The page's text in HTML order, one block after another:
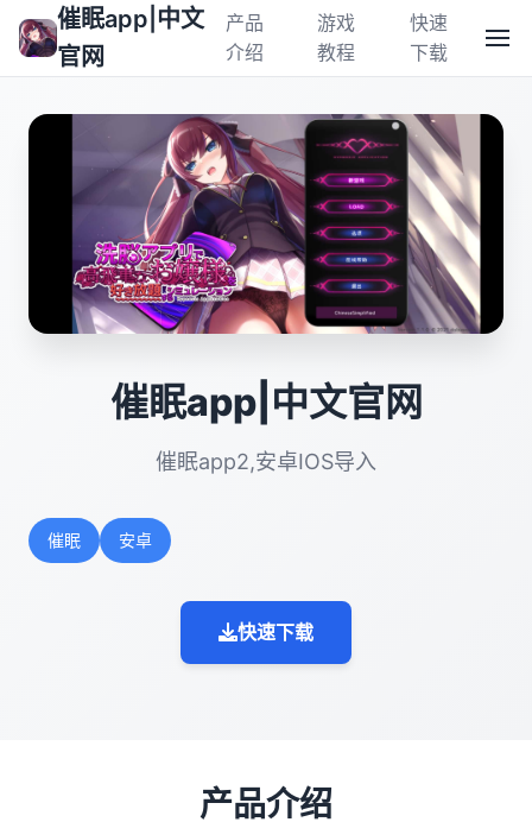
催眠app|中文
官网
产品
介绍
游戏
教程
快速
下载
催眠app|中文官网
催眠app2,安卓IOS导入
催眠 安卓
快速下载
产品介绍